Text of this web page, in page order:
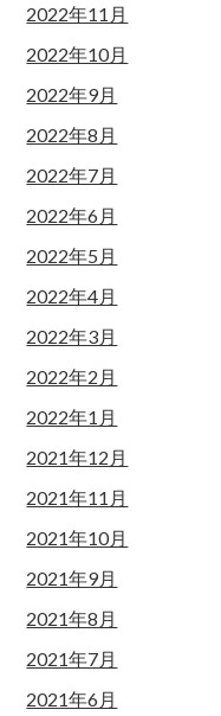
2022年11月
2022年10月
2022年9月
2022年8月
2022年7月
2022年6月
2022年5月
2022年4月
2022年3月
2022年2月
2022年1月
2021年12月
2021年11月
2021年10月
2021年9月
2021年8月
2021年7月
2021年6月